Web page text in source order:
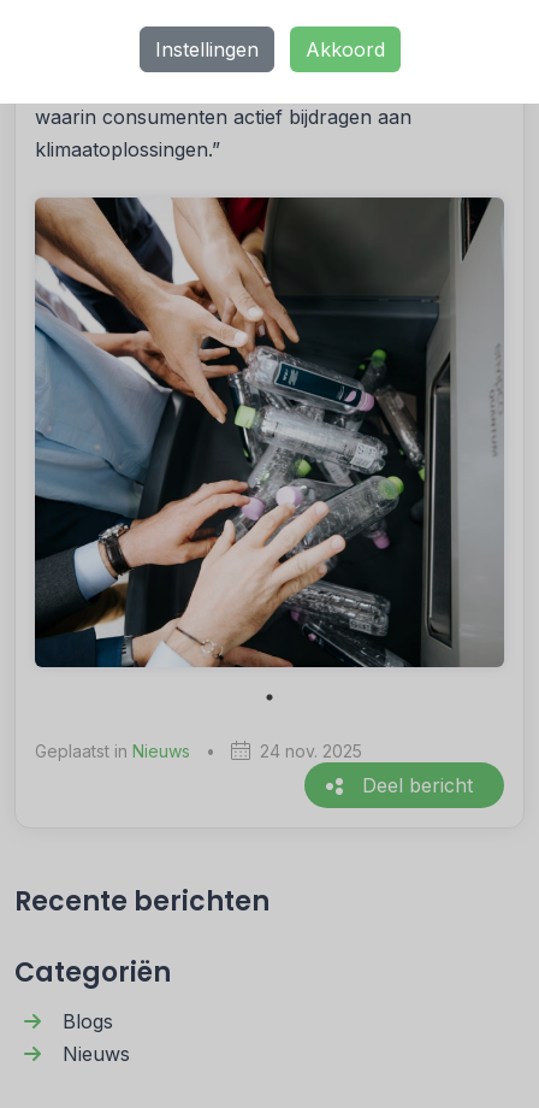
Instellingen Akkoord
niet alleen bij het inzamelen van verpakkingen,
waarin consumenten actief bijdragen aan
klimaatoplossingen.”
Geplaatst in Nieuws • 24 nov. 2025
Deel bericht
Recente berichten
Categoriën
Blogs
Nieuws